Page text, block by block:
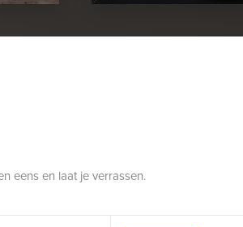
eens en laat je verrassen.